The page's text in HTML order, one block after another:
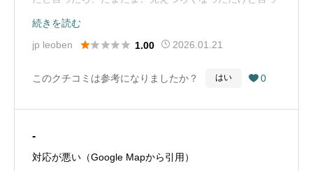
て検査無し。(T医師)目の調子が悪いのに、検査しないお
医者さん信用できますか⁇これ以上、当てにして通うと
続きを読む
jp leoben
 1.00 2026.01.21
このクチコミは参考になりましたか？ はい  0
-
対応が悪い（Google Mapから引用）